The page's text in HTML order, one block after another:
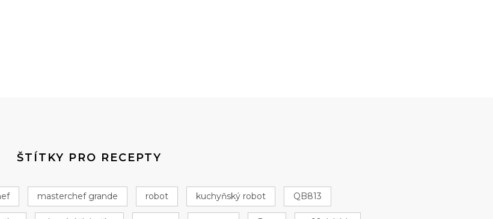
ŠTÍTKY PRO RECEPTY
masterchef grande robot kuchyňský robot QB813